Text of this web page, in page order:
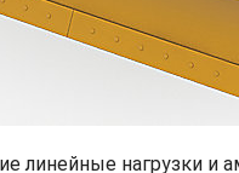
линейные нагрузки и